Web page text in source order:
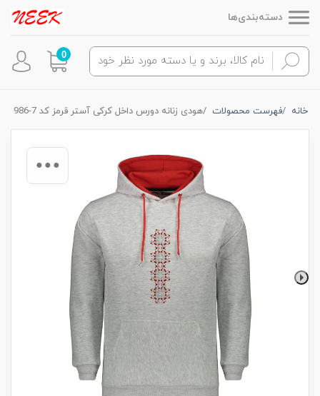
دسته‌بندی‌ها
0
خانه فهرست محصولات هودی زنانه دورس داخل کرکی آستر قرمز کد 7-986